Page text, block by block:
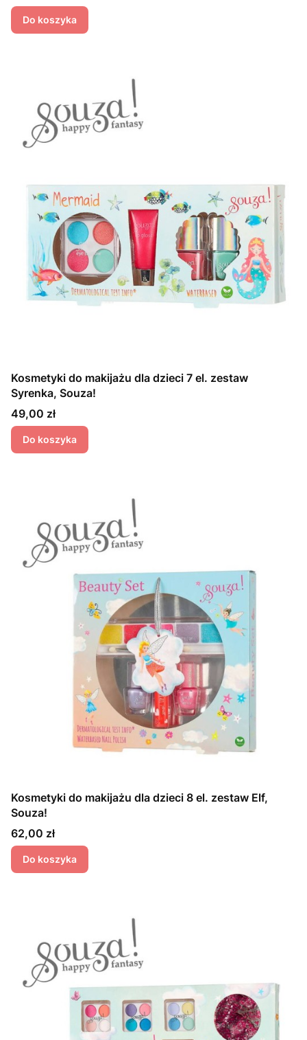
Do koszyka
Kosmetyki do makijażu dla dzieci 7 el. zestaw
Syrenka, Souza!
Cena
49,00 zł
Do koszyka
Kosmetyki do makijażu dla dzieci 8 el. zestaw Elf,
Souza!
Cena
62,00 zł
Do koszyka